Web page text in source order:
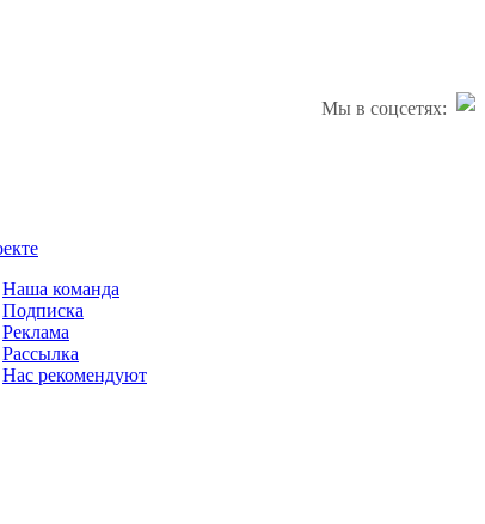
Мы в соцсетях:
Наша команда
Подписка
Реклама
Рассылка
Нас рекомендуют